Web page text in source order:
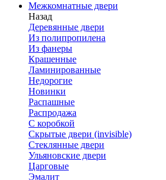
Межкомнатные двери
Назад
Деревянные двери
Из полипропилена
Из фанеры
Крашенные
Ламинированные
Недорогие
Новинки
Распашные
Распродажа
С коробкой
Скрытые двери (invisible)
Стеклянные двери
Ульяновские двери
Царговые
Эмалит